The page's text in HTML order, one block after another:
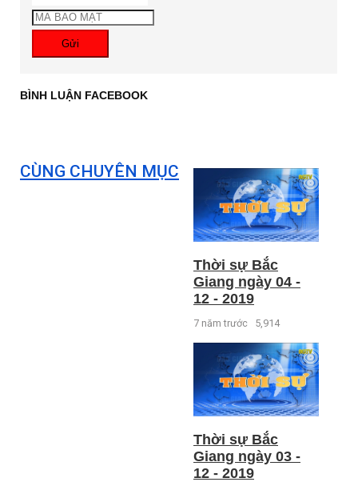
Gửi
BÌNH LUẬN FACEBOOK
CÙNG CHUYÊN MỤC
Thời sự Bắc
Giang ngày 04 -
12 - 2019
7 năm trước 5,914
Thời sự Bắc
Giang ngày 03 -
12 - 2019